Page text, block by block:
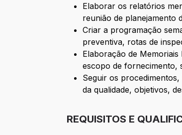
Elaborar os relatórios
reunião de planejamento
Criar a programação
preventiva, rotas de
Elaboração de
escopo de fornecimento,
Seguir os
da qualidade, objetivos,
REQUISITOS E